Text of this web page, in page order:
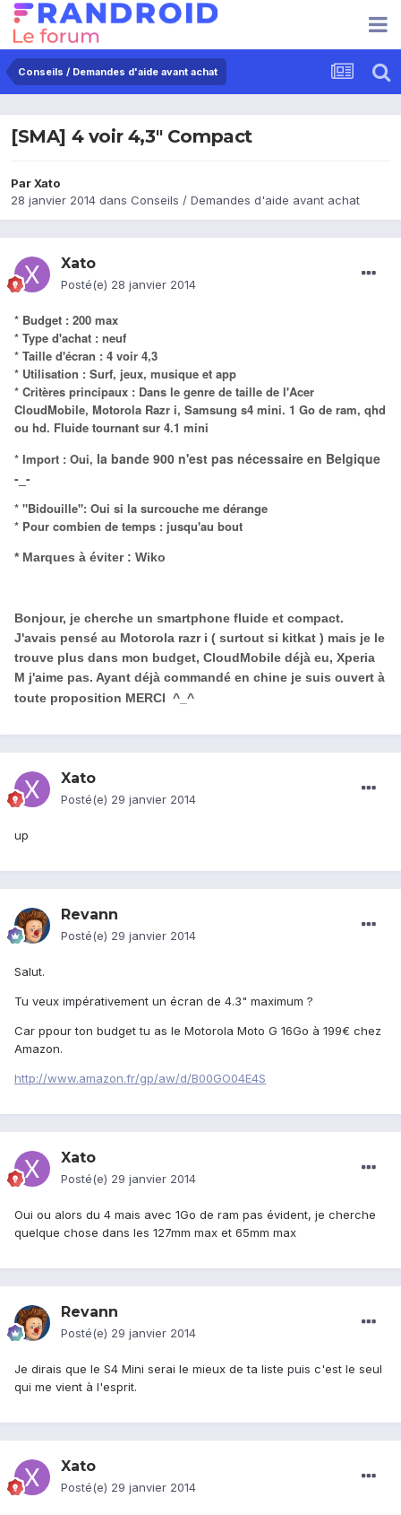
Conseils / Demandes d'aide avant achat
[SMA] 4 voir 4,3" Compact
ParXato
28 janvier 2014 dans Conseils / Demandes d'aide avant achat
Xato
Posté(e) 28 janvier 2014
* Budget : 200 max
* Type d'achat : neuf
* Taille d'écran : 4 voir 4,3
* Utilisation : Surf, jeux, musique et app
* Critères principaux : Dans le genre de taille de l'Acer
CloudMobile, Motorola Razr i, Samsung s4 mini. 1 Go de ram, qhd
ou hd. Fluide tournant sur 4.1 mini
* Import : Oui, la bande 900 n'est pas nécessaire en Belgique
-_-
* "Bidouille": Oui si la surcouche me dérange
* Pour combien de temps : jusqu'au bout
* Marques à éviter : Wiko
Bonjour, je cherche un smartphone fluide et compact.
J'avais pensé au Motorola razr i ( surtout si kitkat ) mais je le
trouve plus dans mon budget, CloudMobile déjà eu, Xperia
M j'aime pas. Ayant déjà commandé en chine je suis ouvert à
toute proposition MERCI ^_^
Xato
Posté(e) 29 janvier 2014
up
Revann
Posté(e) 29 janvier 2014
Salut.
Tu veux impérativement un écran de 4.3" maximum ?
Car ppour ton budget tu as le Motorola Moto G 16Go à 199€ chez
Amazon.
http://www.amazon.fr/gp/aw/d/B00GO04E4S
Xato
Posté(e) 29 janvier 2014
Oui ou alors du 4 mais avec 1Go de ram pas évident, je cherche
quelque chose dans les 127mm max et 65mm max
Revann
Posté(e) 29 janvier 2014
Je dirais que le S4 Mini serai le mieux de ta liste puis c'est le seul
qui me vient à l'esprit.
Xato
Posté(e) 29 janvier 2014